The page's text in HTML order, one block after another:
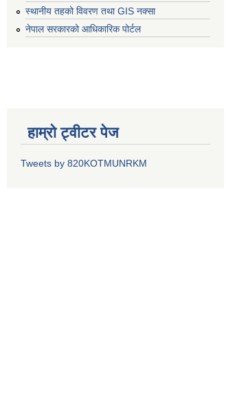
स्थानीय तहको विवरण तथा GIS नक्सा
नेपाल सरकारको आधिकारिक पोर्टल
हाम्रो ट्वीटर पेज
Tweets by 820KOTMUNRKM